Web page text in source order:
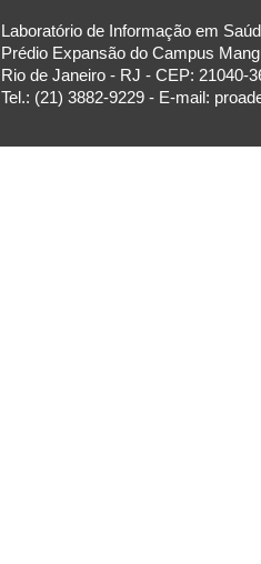
Laboratório de Informação em
Prédio Expansão do Campus
Rio de Janeiro - RJ - CEP: 21040-
Tel.: (21) 3882-9229 - E-mail: